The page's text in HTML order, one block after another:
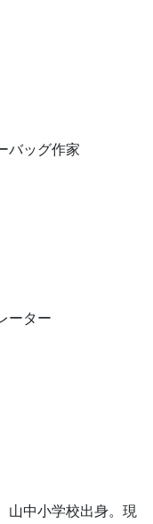
バッグ作家
ーター
山中小学校出身。現